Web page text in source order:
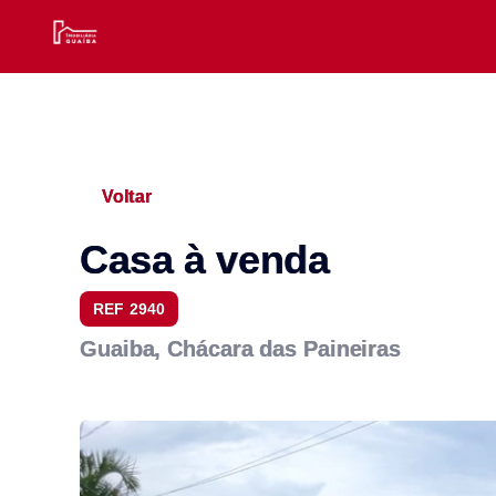
Voltar
Casa à venda
REF 2940
Guaiba, Chácara das Paineiras